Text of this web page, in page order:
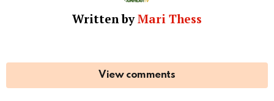
Written byMari Thess
View comments